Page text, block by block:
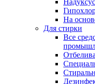
На
Для стирки
Все